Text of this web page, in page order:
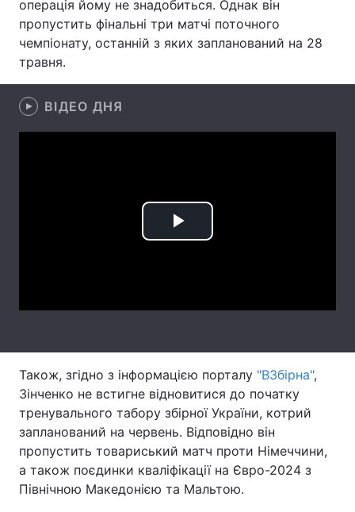
Здоров'я
Цікавинки
Екологія
Тема оформлення
операція йому не знадобиться. Однак він
пропустить фінальні три матчі поточного
чемпіонату, останній з яких запланований на 28
травня.
ВІДЕО ДНЯ
Play
Також, згідно з інформацією порталу "ВЗбірна",
Зінченко не встигне відновитися до початку
тренувального табору збірної України, котрий
запланований на червень. Відповідно він
пропустить товариський матч проти Німеччини,
а також поєдинки кваліфікації на Євро-2024 з
Північною Македонією та Мальтою.